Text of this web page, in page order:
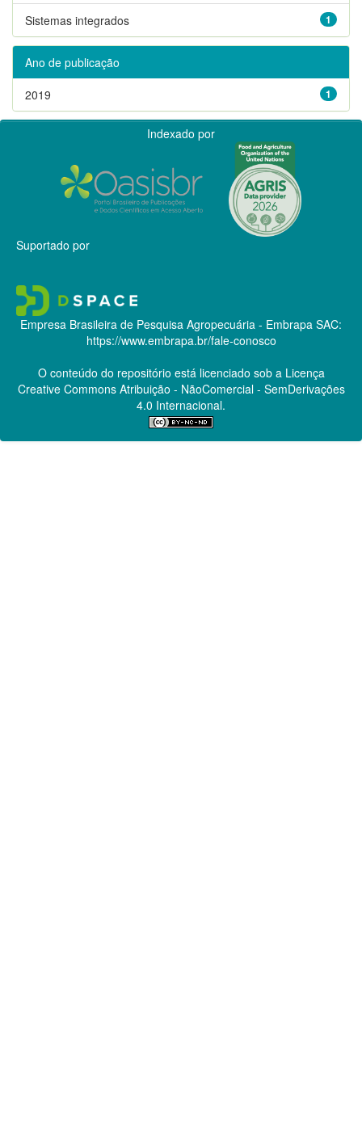
1
Sistemas integrados
Ano de publicação
1
2019
Indexado por
Suportado por
Empresa Brasileira de Pesquisa Agropecuária - Embrapa SAC:
https://www.embrapa.br/fale-conosco
O conteúdo do repositório está licenciado sob a Licença
Creative CommonsAtribuição - NãoComercial - SemDerivações
4.0 Internacional.